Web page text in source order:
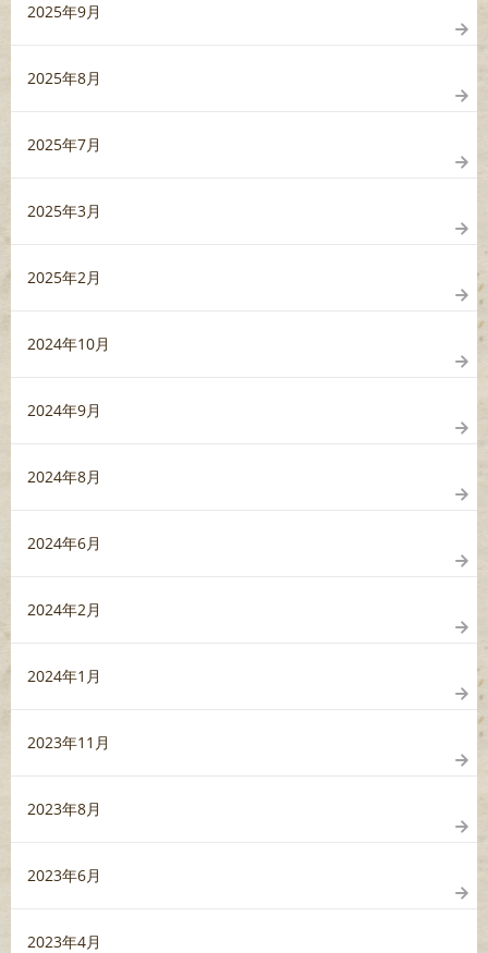
2025年9月
2025年8月
2025年7月
2025年3月
2025年2月
2024年10月
2024年9月
2024年8月
2024年6月
2024年2月
2024年1月
2023年11月
2023年8月
2023年6月
2023年4月